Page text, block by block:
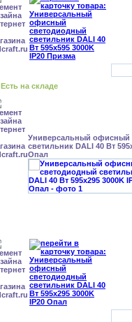
Есть на складе
Универсальный офисный
светильник DALI 40 Вт
Опал